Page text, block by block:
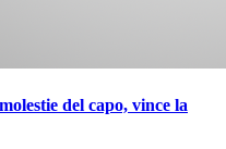
del capo, vince la